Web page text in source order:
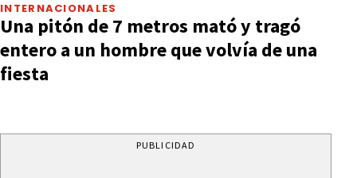
INTERNACIONALES
Una pitón de 7 metros mató y tragó
entero a un hombre que volvía de una
fiesta
PUBLICIDAD